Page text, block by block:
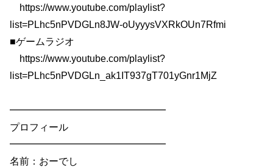
https://www.youtube.com/playlist?
list=PLhc5nPVDGLn8JW-oUyyysVXRkOUn7Rfmi
■ゲームラジオ
https://www.youtube.com/playlist?
list=PLhc5nPVDGLn_ak1IT937gT701yGnr1MjZ
━━━━━━━━━━━━━━━━
プロフィール
━━━━━━━━━━━━━━━━
名前：おーでし